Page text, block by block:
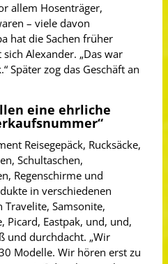
allem Hosenträger,
– viele davon
hat die Sachen früher
Alexander. „Das war
Später zog das Geschäft an
eine ehrliche
Reisegepäck, Rucksäcke,
Schultaschen,
Regenschirme und
in verschiedenen
Travelite, Samsonite,
Picard, Eastpak, und, und,
und durchdacht. „Wir
Modelle. Wir hören erst zu